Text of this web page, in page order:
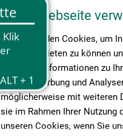
Diese Webseite
Wir verwenden Cookies, um
Medien anbieten zu können
geben wir Informationen zu
Medien, Werbung und
möglicherweise mit weiteren
sie im Rahmen Ihrer Nutzung
unseren Cookies, wenn Sie